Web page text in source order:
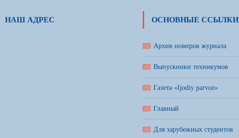
НАШ АДРЕС ОСНОВНЫЕ ССЫЛКИ
Архив номеров журнала
Выпускники техникумов
Газета «Ijodiy parvoz»
Главный
Для зарубежных студентов